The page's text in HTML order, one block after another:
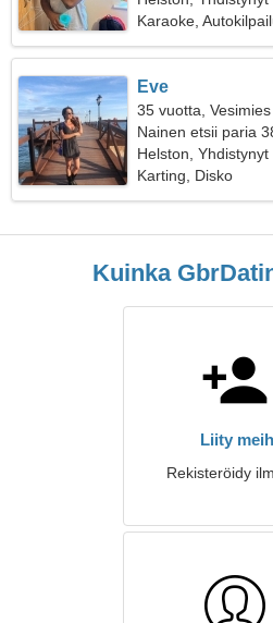
Karaoke,
Eve
35 vuotta, Vesimies
Nainen etsii paria
Helston,
Karting, Disko
Kuinka
Liity
Rekisteröidy